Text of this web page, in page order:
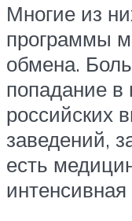
Многие из
программы
обмена.
попадание в
российских
заведений,
есть
интенсивная